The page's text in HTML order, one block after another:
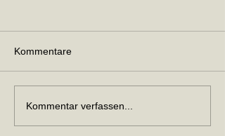
Kommentare
Kommentar verfassen...